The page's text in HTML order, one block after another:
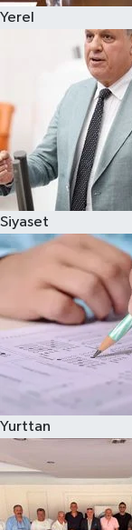
Yerel
Siyaset
Yurttan
Yurttan